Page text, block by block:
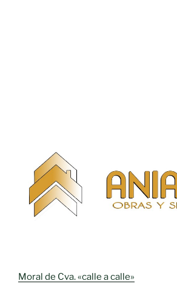
Moral de Cva. «calle a calle»